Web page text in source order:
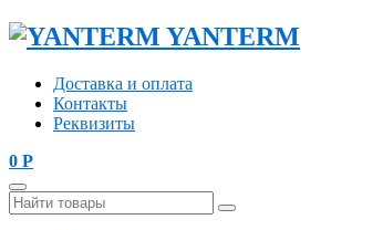
YANTERM
Доставка и оплата
Контакты
Реквизиты
0 Р